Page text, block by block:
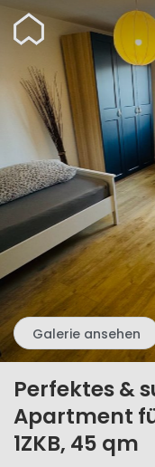
Wunderflats
Galerie ansehen
Perfektes &
Apartment
1ZKB, 45 qm